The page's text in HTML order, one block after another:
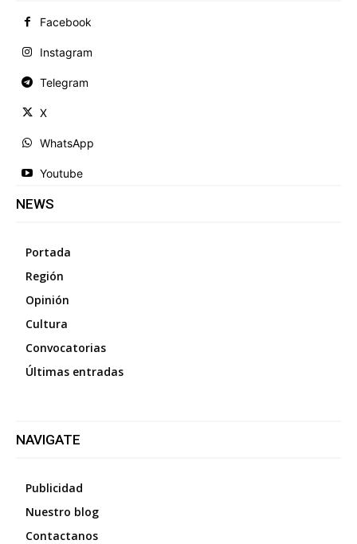
Facebook
Instagram
Telegram
X
WhatsApp
Youtube
NEWS
Portada
Región
Opinión
Cultura
Convocatorias
Últimas entradas
NAVIGATE
Publicidad
Nuestro blog
Contactanos